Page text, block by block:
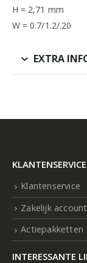
H = 2,71 mm
W = 0.7/1.2/.20
EXTRA
KLANTENSERVICE
Klantenservice
Zakelijk
Actiepakketten
INTERESSANTE